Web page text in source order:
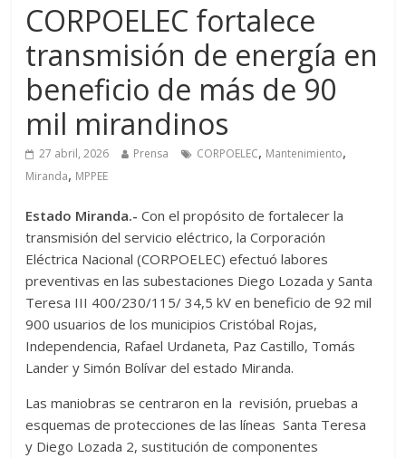
CORPOELEC fortalece
transmisión de energía en
beneficio de más de 90
mil mirandinos
27 abril, 2026 Prensa CORPOELEC, Mantenimiento,
Miranda, MPPEE
Estado Miranda.-Con el propósito de fortalecer la
transmisión del servicio eléctrico, la Corporación
Eléctrica Nacional (CORPOELEC) efectuó labores
preventivas en las subestaciones Diego Lozada y Santa
Teresa III 400/230/115/ 34,5 kV en beneficio de 92 mil
900 usuarios de los municipios Cristóbal Rojas,
Independencia, Rafael Urdaneta, Paz Castillo, Tomás
Lander y Simón Bolívar del estado Miranda.
Las maniobras se centraron en la revisión, pruebas a
esquemas de protecciones de las líneas Santa Teresa
y Diego Lozada 2, sustitución de componentes